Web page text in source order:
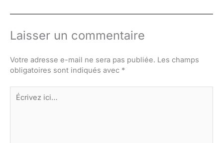
Laisser un commentaire
Votre adresse e-mail ne sera pas publiée. Les champs
obligatoires sont indiqués avec *
Écrivez
ici…